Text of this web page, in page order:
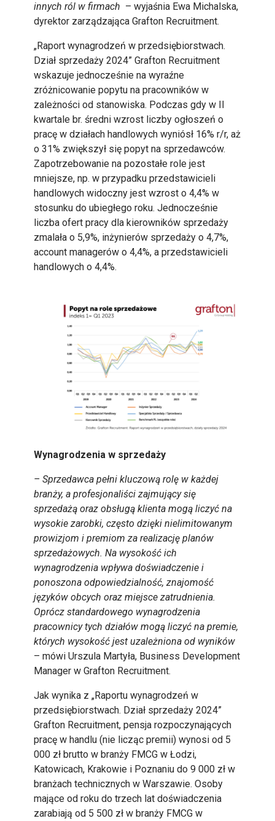
innych ról w firmach – wyjaśnia Ewa Michalska,
dyrektor zarządzająca Grafton Recruitment.
„Raport wynagrodzeń w przedsiębiorstwach.
Dział sprzedaży 2024” Grafton Recruitment
wskazuje jednocześnie na wyraźne
zróżnicowanie popytu na pracowników w
zależności od stanowiska. Podczas gdy w II
kwartale br. średni wzrost liczby ogłoszeń o
pracę w działach handlowych wyniósł 16% r/r, aż
o 31% zwiększył się popyt na sprzedawców.
Zapotrzebowanie na pozostałe role jest
mniejsze, np. w przypadku przedstawicieli
handlowych widoczny jest wzrost o 4,4% w
stosunku do ubiegłego roku. Jednocześnie
liczba ofert pracy dla kierowników sprzedaży
zmalała o 5,9%, inżynierów sprzedaży o 4,7%,
account managerów o 4,4%, a przedstawicieli
handlowych o 4,4%.
Wynagrodzenia w sprzedaży
– Sprzedawca pełni kluczową rolę w każdej
branży, a profesjonaliści zajmujący się
sprzedażą oraz obsługą klienta mogą liczyć na
wysokie zarobki, często dzięki nielimitowanym
prowizjom i premiom za realizację planów
sprzedażowych. Na wysokość ich
wynagrodzenia wpływa doświadczenie i
ponoszona odpowiedzialność, znajomość
języków obcych oraz miejsce zatrudnienia.
Oprócz standardowego wynagrodzenia
pracownicy tych działów mogą liczyć na premie,
których wysokość jest uzależniona od wyników
– mówi Urszula Martyła, Business Development
Manager w Grafton Recruitment.
Jak wynika z „Raportu wynagrodzeń w
przedsiębiorstwach. Dział sprzedaży 2024”
Grafton Recruitment, pensja rozpoczynających
pracę w handlu (nie licząc premii) wynosi od 5
000 zł brutto w branży FMCG w Łodzi,
Katowicach, Krakowie i Poznaniu do 9 000 zł w
branżach technicznych w Warszawie. Osoby
mające od roku do trzech lat doświadczenia
zarabiają od 5 500 zł w branży FMCG w